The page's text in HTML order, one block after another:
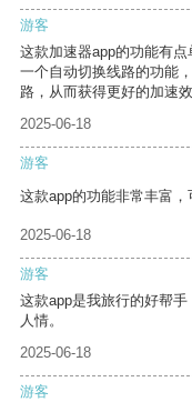
游客
这款加速器app的功能有
一个自动切换线路的功能
路，从而获得更好的加速效
2025-06-18
游客
这款app的功能非常丰富，
2025-06-18
游客
这款app是我旅行的好帮
人情。
2025-06-18
游客